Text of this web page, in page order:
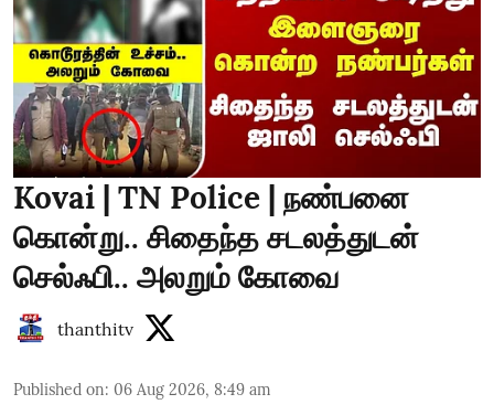
Kovai | TN Police | நண்பனை
கொன்று.. சிதைந்த சடலத்துடன்
செல்ஃபி.. அலறும் கோவை
thanthitv
Published on: 06 Aug 2026, 8:49 am